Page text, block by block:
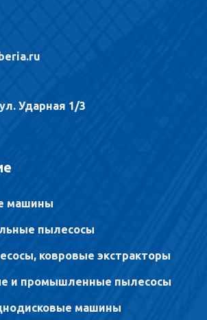
Ударная 1/3
машины
пылесосы
ковровые экстракторы
и промышленные пылесосы
машины